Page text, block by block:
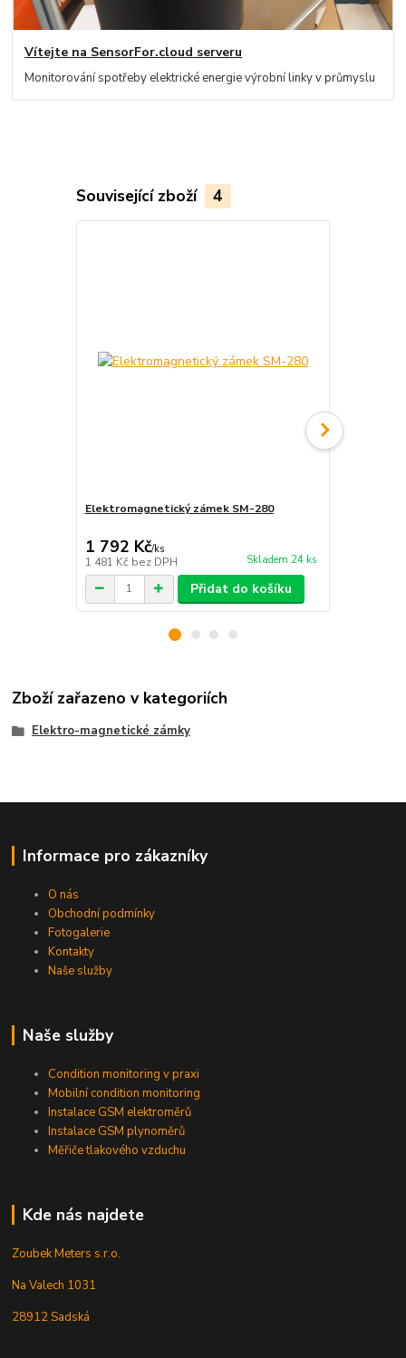
Vítejte na SensorFor.cloud serveru
Monitorování spotřeby elektrické energie výrobní linky v průmyslu
Související zboží 4
Elektromagnetický zámek SM-280
1 792 Kč/ks
1 481 Kč bez DPH Skladem 24 ks
Přidat do košíku
Zboží zařazeno v kategoriích
Elektro-magnetické zámky
Informace pro zákazníky
O nás
Obchodní podmínky
Fotogalerie
Kontakty
Naše služby
Naše služby
Condition monitoring v praxi
Mobilní condition monitoring
Instalace GSM elektroměrů
Instalace GSM plynoměrů
Měřiče tlakového vzduchu
Kde nás najdete
Zoubek Meters s.r.o.
Na Valech 1031
28912 Sadská